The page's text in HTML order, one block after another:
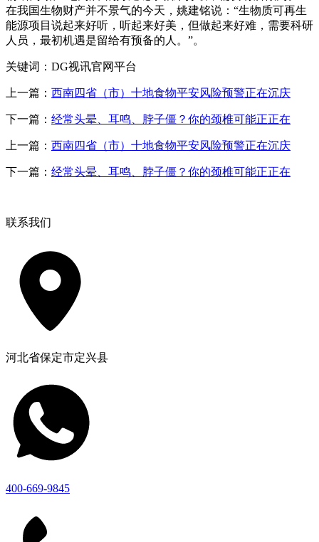
在我国生物财产并不景气的今天，姚建铭说：“生物质可再生
能源项目说起来好听，听起来好美，但做起来好难，需要科研
人员，最初机遇是留给有预备的人。”。
关键词：DG视讯官网平台
上一篇： 西南四省（市）十地食物平安风险预警正在沉庆
下一篇： 经常头晕、耳鸣、脖子僵？你的颈椎可能正正在
上一篇： 西南四省（市）十地食物平安风险预警正在沉庆
下一篇： 经常头晕、耳鸣、脖子僵？你的颈椎可能正正在
联系我们
河北省保定市定兴县
400-669-9845